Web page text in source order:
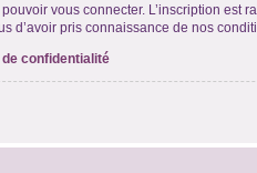
vous connecter. L’inscription
d’avoir pris connaissance de nos
confidentialité